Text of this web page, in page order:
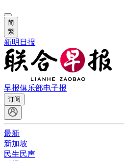
简
繁
新明日报
早报俱乐部电子报
订阅
最新
新加坡
民生民声